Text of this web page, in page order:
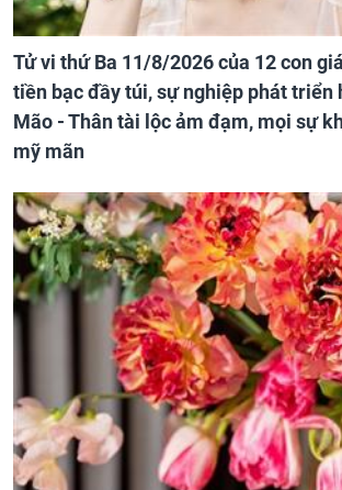
Tử vi thứ Ba 11/8/2026 của 12 con
tiền bạc đầy túi, sự nghiệp phát triển
Mão - Thân tài lộc ảm đạm, mọi sự
mỹ mãn